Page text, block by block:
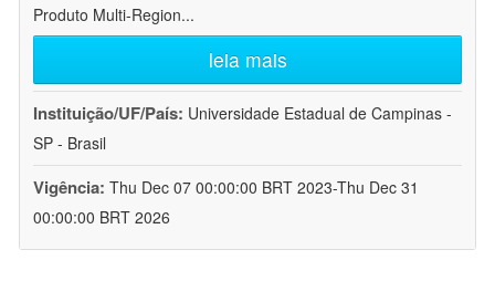
Produto Multi-Region...
leia mais
Instituição/UF/País: Universidade Estadual de Campinas -
SP - Brasil
Vigência: Thu Dec 07 00:00:00 BRT 2023-Thu Dec 31
00:00:00 BRT 2026